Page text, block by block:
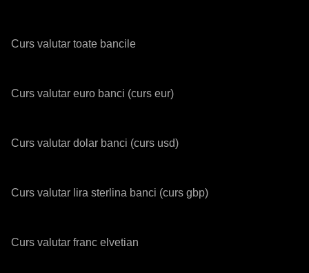
Curs valutar toate bancile
Curs valutar euro banci (curs eur)
Curs valutar dolar banci (curs usd)
Curs valutar lira sterlina banci (curs gbp)
Curs valutar franc elvetian